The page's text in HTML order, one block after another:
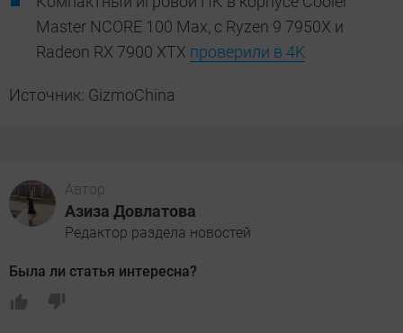
Master NCORE 100 Max, с Ryzen 9 7950X и
Radeon RX 7900 XTX проверили в 4K
Источник: GizmoChina
Автор
Азиза Довлатова
Редактор раздела новостей
Была ли статья интересна?